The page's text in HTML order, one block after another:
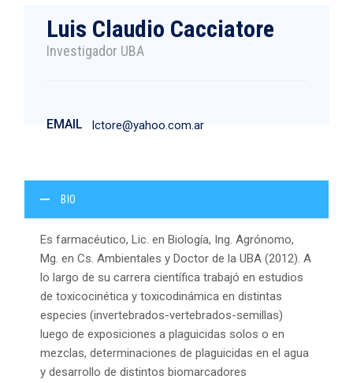
Luis Claudio Cacciatore
Investigador UBA
EMAIL lctore@yahoo.com.ar
BIO
Es farmacéutico, Lic. en Biología, Ing. Agrónomo,
Mg. en Cs. Ambientales y Doctor de la UBA (2012). A
lo largo de su carrera científica trabajó en estudios
de toxicocinética y toxicodinámica en distintas
especies (invertebrados-vertebrados-semillas)
luego de exposiciones a plaguicidas solos o en
mezclas, determinaciones de plaguicidas en el agua
y desarrollo de distintos biomarcadores